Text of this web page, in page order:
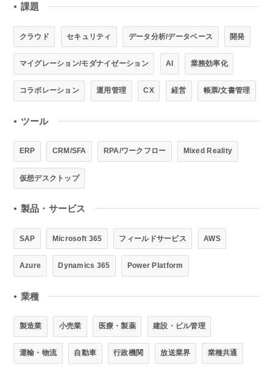
● 課題
クラウド セキュリティ データ分析/データベース 開発
マイグレーション/モダナイゼーション AI 業務効率化
コラボレーション 運用管理 CX 経営 帳票/文書管理
● ツール
ERP CRM/SFA RPA/ワークフロー Mixed Reality
仮想デスクトップ
● 製品・サービス
SAP Microsoft 365 フィールドサービス AWS
Azure Dynamics 365 Power Platform
● 業種
製造業 小売業 医療・製薬 建設・ビル管理
運輸・物流 自動車 行政機関 放送業界 業種共通